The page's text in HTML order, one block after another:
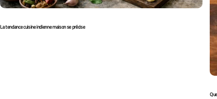
La tendance cuisine indienne maison se précise